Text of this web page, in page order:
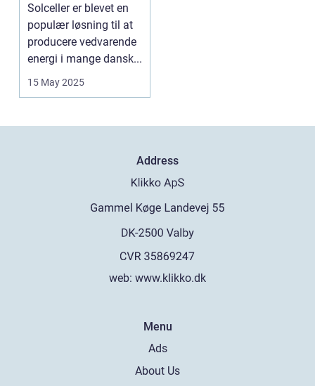
Solceller er blevet en
populær løsning til at
producere vedvarende
energi i mange dansk...
15 May 2025
Address
web: www.klikko.dk
Menu
Ads
About Us